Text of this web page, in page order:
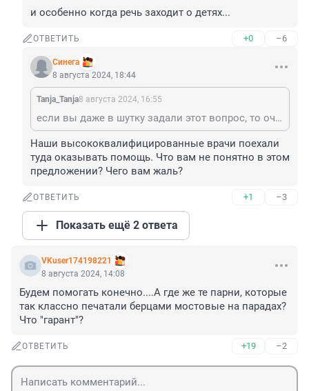
и особенно когда речь заходит о детях...
ОТВЕТИТЬ +0 –6
Синега
8 августа 2024, 18:44
Tanja_Tanja8 августа 2024, 16:55
если вы даже в шутку задали этот вопрос, то очень жаль. Наши врачи (особенно их военмеда) всегда готовы оказать квалифицированную помощь и оказывают ее ребятам с СВО. Здоровья вам и не знать беды
Наши высококвалифицированные врачи поехали
туда оказывать помощь. Что вам не понятно в этом
предложении? Чего вам жаль?
ОТВЕТИТЬ +1 –3
Показать ещё 2 ответа
VKuser174198221
8 августа 2024, 14:08
Будем помогать конечно....А где же те парни, которые
так классно печатали берцами мостовые на парадах?
Что "гарант"?
ОТВЕТИТЬ +19 –2